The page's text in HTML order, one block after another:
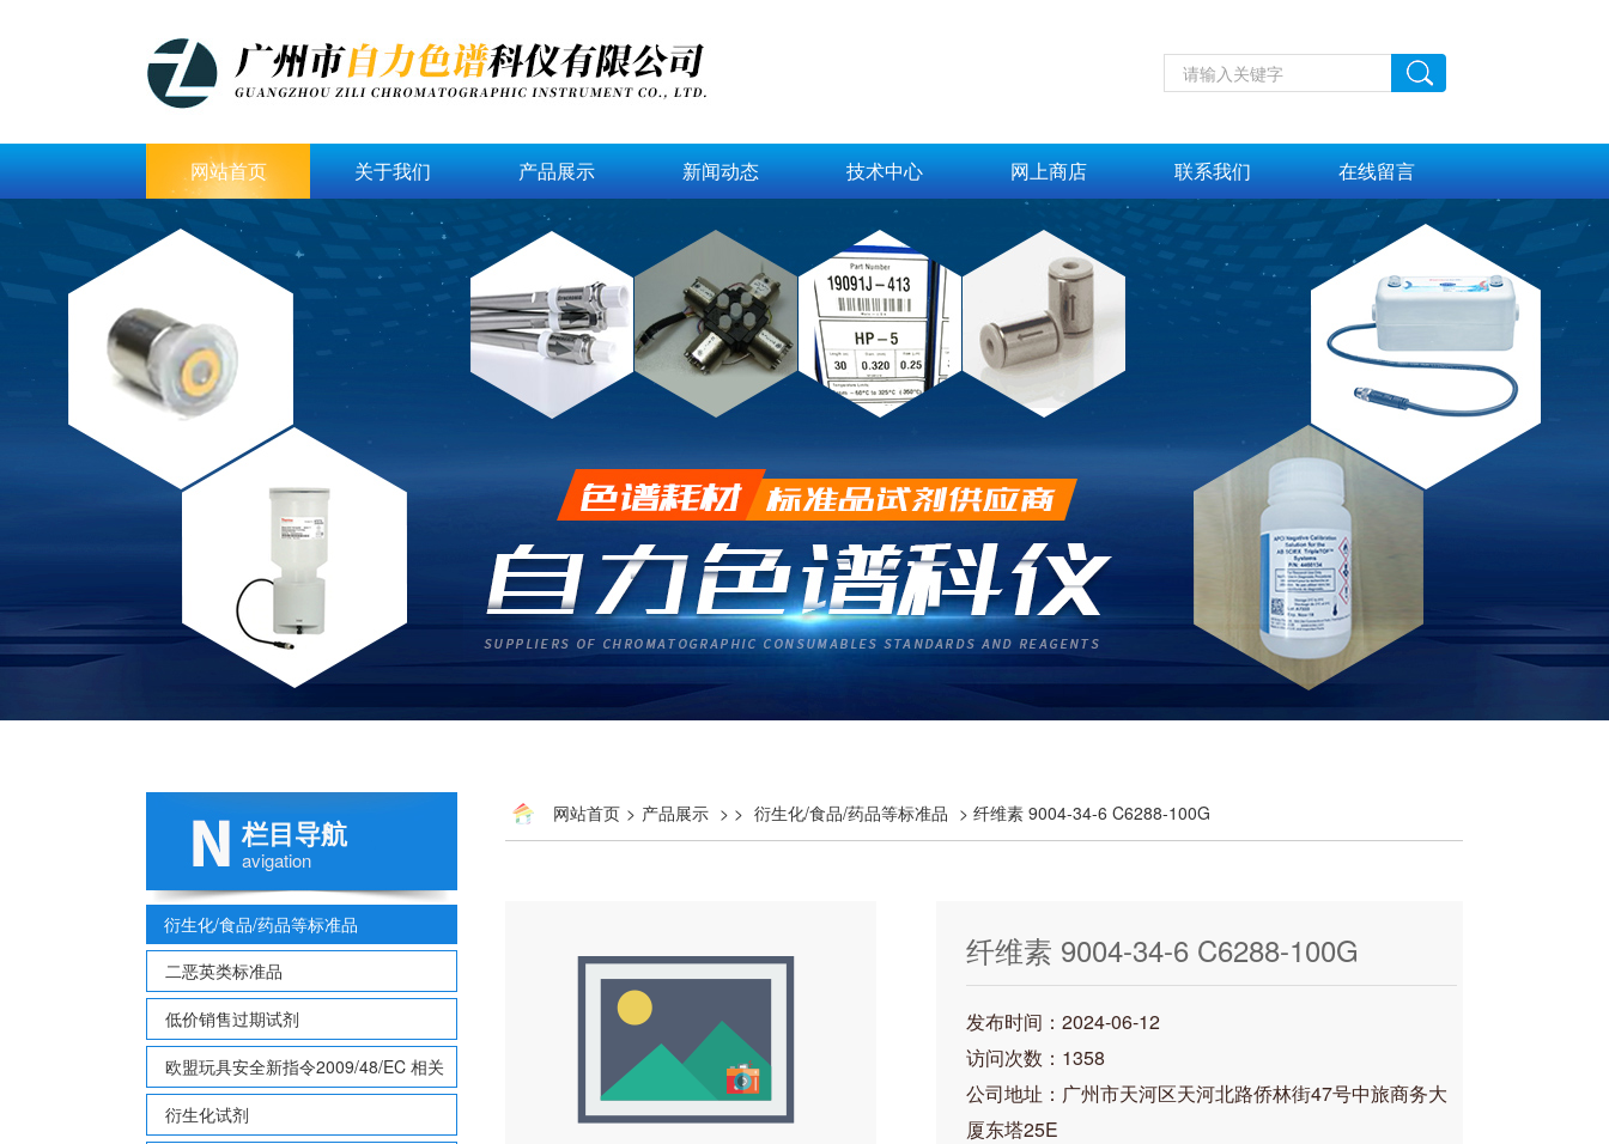
网站首页 关于我们 产品展示 新闻动态 技术中心 网上商店 联系我们 在线留言
栏目导航
avigation
衍生化/食品/药品等标准品
二恶英类标准品
低价销售过期试剂
欧盟玩具安全新指令2009/48/EC 相关
致敏性香味剂标准品
衍生化试剂
网站首页 > 产品展示 > > 衍生化/食品/药品等标准品 > 纤维素 9004-34-6 C6288-100G
纤维素 9004-34-6 C6288-100G
发布时间：2024-06-12
访问次数：1358
公司地址：广州市天河区天河北路侨林街47号中旅商务大
厦东塔25E